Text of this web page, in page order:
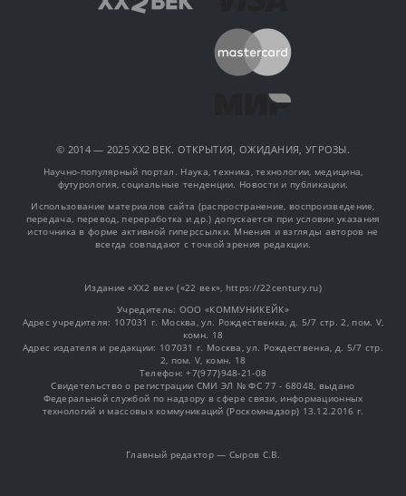
© 2014 — 2025 XX2 ВЕК. ОТКРЫТИЯ, ОЖИДАНИЯ, УГРОЗЫ.
Научно-популярный портал. Наука, техника, технологии, медицина,
футурология, социальные тенденции. Новости и публикации.
Использование материалов сайта (распространение, воспроизведение,
передача, перевод, переработка и др.) допускается при условии указания
источника в форме активной гиперссылки. Мнения и взгляды авторов не
всегда совпадают с точкой зрения редакции.
Издание «XX2 век» («22 век», https://22century.ru)
Учредитель: OOO «КОММУНИКЕЙК»
Адрес учредителя: 107031 г. Москва, ул. Рождественка, д. 5/7 стр. 2, пом. V,
комн. 18
Адрес издателя и редакции: 107031 г. Москва, ул. Рождественка, д. 5/7 стр.
2, пом. V, комн. 18
Телефон: +7(977)948-21-08
Свидетельство о регистрации СМИ ЭЛ № ФС 77 - 68048, выдано
Федеральной службой по надзору в сфере связи, информационных
технологий и массовых коммуникаций (Роскомнадзор) 13.12.2016 г.
Главный редактор — Сыров С.В.